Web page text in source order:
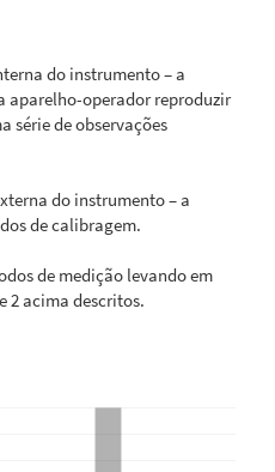
do instrumento – a
aparelho-operador reproduzir
série de observações
do instrumento – a
de calibragem.
de medição levando em
2 acima descritos.